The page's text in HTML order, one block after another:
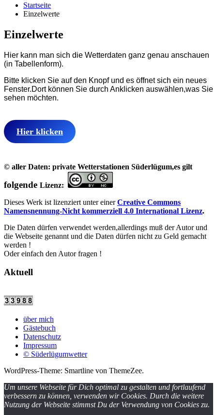
Startseite
Einzelwerte
Einzelwerte
Hier kann man sich die Wetterdaten ganz genau anschauen
(in Tabellenform).
Bitte klicken Sie auf den Knopf und es öffnet sich ein neues
Fenster.Dort können Sie durch Anklicken auswählen,was Sie
sehen möchten.
Hier klicken
© aller Daten: private Wetterstationen Süderlügum,es gilt
folgende Lizenz:
Dieses Werk ist lizenziert unter einerCreative Commons
Namensnennung-Nicht kommerziell 4.0 International Lizenz.
Die Daten dürfen verwendet werden,allerdings muß der Autor und
die Webseite genannt und die Daten dürfen nicht zu Geld gemacht
werden !
Oder einfach den Autor fragen !
Aktuell
über mich
Gästebuch
Datenschutz
Impressum
© Süderlügumwetter
WordPress-Theme: Smartline von ThemeZee.
Um unsere Webseite für Dich optimal zu gestalten und fortlaufend
verbessern zu können, verwenden wir Cookies. Durch die weitere
Nutzung der Webseite stimmst Du der Verwendung von Cookies zu.